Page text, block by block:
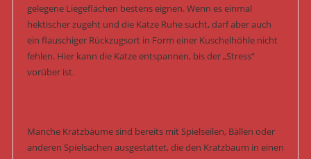
gelegene Liegeflächen bestens eignen. Wenn es einmal
hektischer zugeht und die Katze Ruhe sucht, darf aber auch
ein flauschiger Rückzugsort in Form einer Kuschelhöhle nicht
fehlen. Hier kann die Katze entspannen, bis der „Stress“
vorüber ist.
Manche Kratzbäume sind bereits mit Spielseilen, Bällen oder
anderen Spielsachen ausgestattet, die den Kratzbaum in einen